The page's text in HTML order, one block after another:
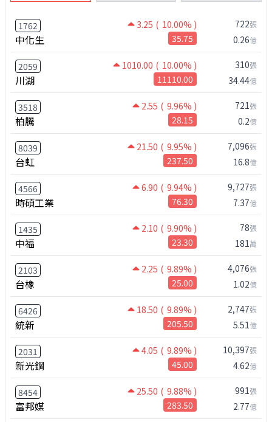
1762 3.25 ( 10.00% )
中化生 35.75
722張
0.26億
2059 1010.00 ( 10.00% )
川湖 11110.00
310張
34.44億
3518 2.55 ( 9.96% )
柏騰 28.15
721張
0.2億
8039 21.50 ( 9.95% )
台虹 237.50
7,096張
16.8億
4566 6.90 ( 9.94% )
時碩工業 76.30
9,727張
7.37億
1435 2.10 ( 9.90% )
中福 23.30
78張
181萬
2103 2.25 ( 9.89% )
台橡 25.00
4,076張
1.02億
6426 18.50 ( 9.89% )
統新 205.50
2,747張
5.51億
2031 4.05 ( 9.89% )
新光鋼 45.00
10,397張
4.62億
8454 25.50 ( 9.88% )
富邦媒 283.50
991張
2.77億